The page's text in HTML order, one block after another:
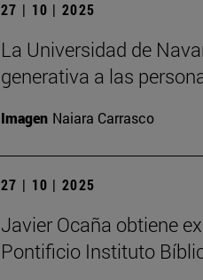
27 | 10 | 2025
La Universidad de
generativa a las
Imagen Naiara Carrasco
27 | 10 | 2025
Javier Ocaña obtiene
Pontificio Instituto